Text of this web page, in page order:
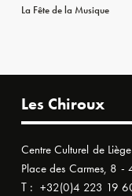
La Fête de la Musique
Les Chiroux
Centre Culturel de Liège
Place des Carmes, 8 -
T : +32(0)4 223 19